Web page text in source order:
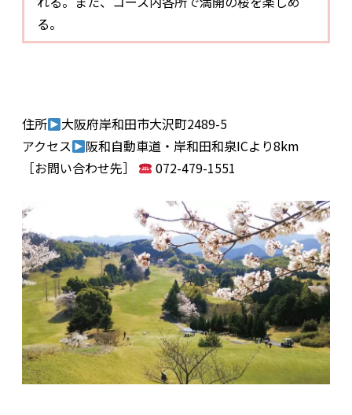
る。
住所
大阪府岸和田市大沢町2489-5
アクセス
阪和自動車道・岸和田和泉ICより8km
［お問い合わせ先］
072-479-1551